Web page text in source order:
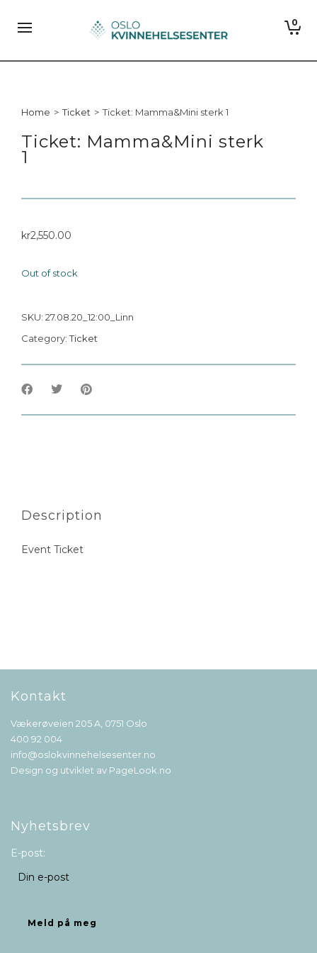
0
Home > Ticket > Ticket: Mamma&Mini sterk 1
Ticket: Mamma&Mini sterk
1
kr2,550.00
Out of stock
SKU: 27.08.20_12:00_Linn
Category:Ticket
Description
Event Ticket
Kontakt
Vækerøveien 205 A, 0751 Oslo
400 92 004
info@oslokvinnehelsesenter.no
Design og utviklet av PageLook.no
Nyhetsbrev
E-post: